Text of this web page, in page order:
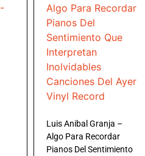
Luis Anibal Granja –
Algo Para Recordar
Pianos Del Sentimiento